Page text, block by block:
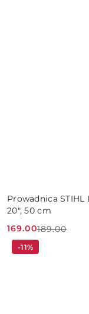
Prowadnica STIHL
20", 50 cm
Cena
promocyjna:
169.00
Cena
przed
189.00
-11%